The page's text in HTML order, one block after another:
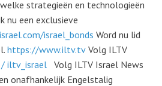
strategieën en technologieën
nu een exclusieve
israel_bonds Word nu lid
https://www.iltv.tv Volg ILTV
/ iltv_israel Volg ILTV Israel News
onafhankelijk Engelstalig